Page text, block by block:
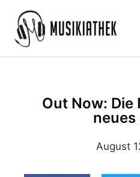
Inhalt
springen
Out Now: Die
neues
August